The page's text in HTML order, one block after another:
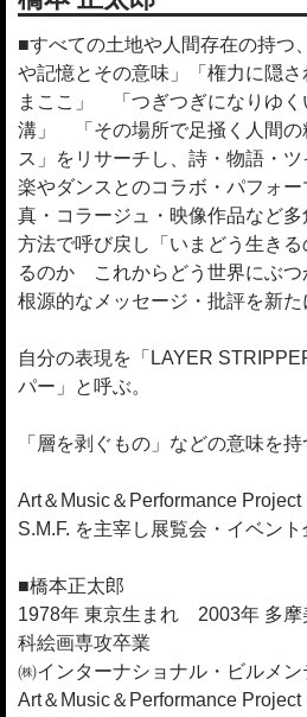
■すべての土地や人間存在の持つ
や記憶とその意味」「権力に隠
まここ」 「つぎつぎになりゆく
溝」 「その場所で足掻く人間の
ス」をリサーチし、詩・物語・
楽やダンスとのコラボ・パフォ
真・コラージュ・映像作品など
方法で呼び戻し「いまどう生き
るのか これからどう世界にぶつ
根源的なメッセージ・批評を新た
自分の表現を「LAYER
パー」と呼ぶ。
「層を剥ぐもの」などの意味を持
Art＆Music＆Performance
S.M.F. を主宰し展覧会・イベン
■橋本正太郎
1978年 東京生まれ 2003年 多摩
科絵画専攻卒業
㈱インターナショナル・ビルメ
Art＆Music＆Performance